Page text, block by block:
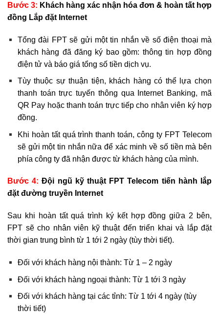
Bước 3: Khách hàng xác nhận hóa đơn & hoàn tất hợp
đồng Lắp đặt Internet
Tổng đài FPT sẽ gửi một tin nhắn về số điện thoại mà
khách hàng đã đăng ký bao gồm: thông tin hợp đồng
điện tử và báo giá tổng số tiền dịch vụ.
Tùy thuộc sự thuận tiện, khách hàng có thể lựa chọn
thanh toán trực tuyến thông qua Internet Banking, mã
QR Pay hoặc thanh toán trực tiếp cho nhân viên ký hợp
đồng.
Khi hoàn tất quá trình thanh toán, công ty FPT Telecom
sẽ gửi một tin nhắn nữa để xác minh về số tiền mà bên
phía công ty đã nhận được từ khách hàng của mình.
Bước 4: Đội ngũ kỹ thuật FPT Telecom tiến hành lắp
đặt đường truyền Internet
Sau khi hoàn tất quá trình ký kết hợp đồng giữa 2 bên,
FPT sẽ cho nhân viên kỹ thuật đến triển khai và lắp đặt
thời gian trung bình từ 1 tới 2 ngày (tùy thời tiết).
Đối với khách hàng nội thành: Từ 1 – 2 ngày
Đối với khách hàng ngoại thành: Từ 1 tới 3 ngày
Đối với khách hàng tại các tỉnh: Từ 1 tới 4 ngày (tùy
thời tiết)